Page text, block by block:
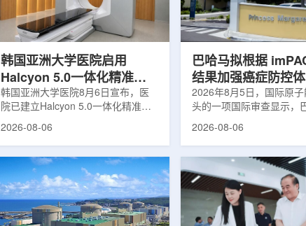
韩国亚洲大学医院启用
Halcyon 5.0一体化精准放
射治疗方案
韩国亚洲大学医院8月6日宣布，医
院已建立Halcyon 5.0一体化精准放
射治疗解决方案，并开始全面用于患
实时运动管理整合到同一治疗流程
中，用于提升图像引导放射治疗的精
准度和安全性。此次实施方案以
Halcyon系统软件5.0版本为基础，集
成高分辨率锥形束CT成像系统
2026-08-06
巴哈马拟根据
结果加强癌症防控
2026年8月5日，国际原
头的一项国际审查显示，
强癌症治疗服务方面具备
治疗效果提出了路线图。
玛格丽特公主医院(图片：
Media/Adobe Stock)这项
评估由国际原子能机构、
织/泛美卫生组织和国际癌
2026-08-06